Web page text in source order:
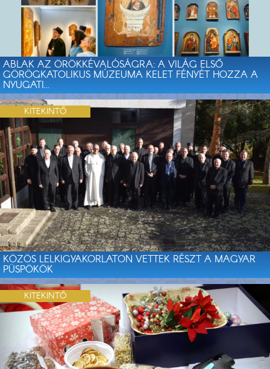
ABLAK AZ ÖRÖKKÉVALÓSÁGRA: A VILÁG ELSŐ
GÖRÖGKATOLIKUS MÚZEUMA KELET FÉNYÉT HOZZA A
NYUGATI...
KÖZÖS LELKIGYAKORLATON VETTEK RÉSZT A MAGYAR
PÜSPÖKÖK
KITEKINTŐ
KITEKINTŐ